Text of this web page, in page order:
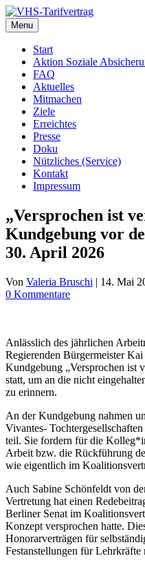
Zum
Inhalt
springen
Menu
Start
Aktion Soziale
FAQ
Aktuelles
Mitmachen
Ziele
Erreichtes
Presse
Doku
Nützliches (Service)
Kontakt
Impressum
„Versprochen ist
Kundgebung vor
30. April 2026
Von Valeria Bruschi | 14. Mai
0 Kommentare
Anlässlich des jährlichen
Regierenden Bürgermeister
Kundgebung „Versprochen ist
statt, um an die nicht
zu erinnern.
An der Kundgebung nahmen
Vivantes-
teil. Sie fordern für die
Arbeit bzw. die Rückführung
wie eigentlich im
Auch Sabine Schönfeldt von
Vertretung hat einen
Berliner Senat im
Konzept versprochen hatte.
Honorarverträgen für
Festanstellungen für